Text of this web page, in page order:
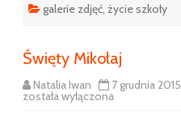
galerie zdjęć życie szkoły
Święty Mikołaj
Natalia Iwan 7 grudnia 2015
została wyłączona